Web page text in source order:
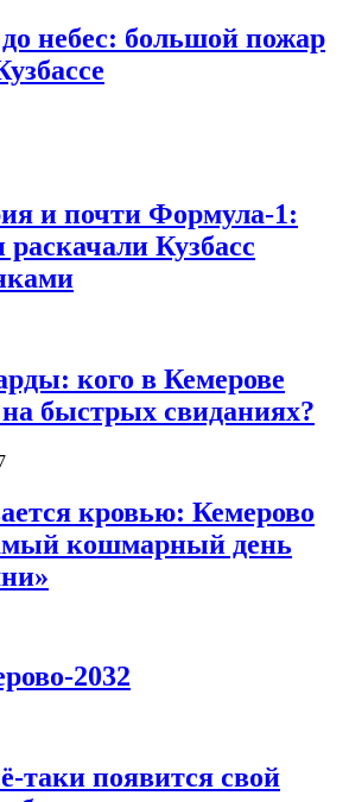
небес: большой пожар
и почти Формула-1:
Кузбасс
кого в Кемерове
быстрых свиданиях?
кровью: Кемерово
кошмарный день
2032
таки появится свой